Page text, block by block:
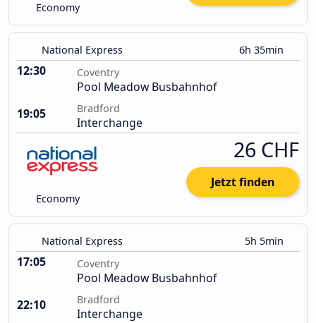
Economy
National Express 6h 35min
12:30 Coventry
Pool Meadow Busbahnhof
19:05
Bradford
Interchange
Economy
26 CHF
Jetzt finden
National Express 5h 5min
17:05 Coventry
Pool Meadow Busbahnhof
22:10
Bradford
Interchange